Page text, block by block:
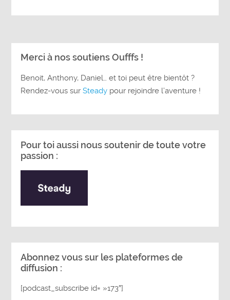
Merci à nos soutiens Oufffs !
Benoit, Anthony, Daniel… et toi peut être bientôt ?
Rendez-vous surSteady pour rejoindre l’aventure !
Pour toi aussi nous soutenir de toute votre
passion :
Abonnez vous sur les plateformes de
diffusion :
[podcast_subscribe id= »173″]